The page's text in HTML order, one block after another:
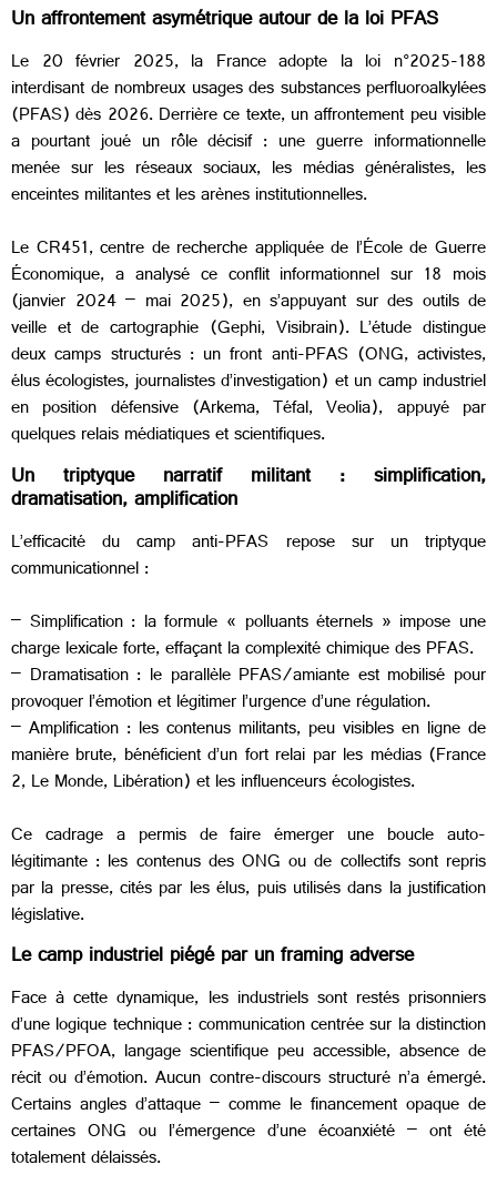
Un affrontement asymétrique autour de la loi PFAS
Le 20 février 2025, la France adopte la loi n°2025-188
interdisant de nombreux usages des substances perfluoroalkylées
(PFAS) dès 2026. Derrière ce texte, un affrontement peu visible
a pourtant joué un rôle décisif : une guerre informationnelle
menée sur les réseaux sociaux, les médias généralistes, les
enceintes militantes et les arènes institutionnelles.
Le CR451, centre de recherche appliquée de l’École de Guerre
Économique, a analysé ce conflit informationnel sur 18 mois
(janvier 2024 – mai 2025), en s’appuyant sur des outils de
veille et de cartographie (Gephi, Visibrain). L’étude distingue
deux camps structurés : un front anti-PFAS (ONG, activistes,
élus écologistes, journalistes d’investigation) et un camp industriel
en position défensive (Arkema, Téfal, Veolia), appuyé par
quelques relais médiatiques et scientifiques.
Un triptyque narratif militant : simplification,
dramatisation, amplification
L’efficacité du camp anti-PFAS repose sur un triptyque
communicationnel :
– Simplification : la formule « polluants éternels » impose une
charge lexicale forte, effaçant la complexité chimique des PFAS.
– Dramatisation : le parallèle PFAS/amiante est mobilisé pour
provoquer l’émotion et légitimer l’urgence d’une régulation.
– Amplification : les contenus militants, peu visibles en ligne de
manière brute, bénéficient d’un fort relai par les médias (France
2, Le Monde, Libération) et les influenceurs écologistes.
Ce cadrage a permis de faire émerger une boucle auto-
légitimante : les contenus des ONG ou de collectifs sont repris
par la presse, cités par les élus, puis utilisés dans la justification
législative.
Le camp industriel piégé par un framing adverse
Face à cette dynamique, les industriels sont restés prisonniers
d’une logique technique : communication centrée sur la distinction
PFAS/PFOA, langage scientifique peu accessible, absence de
récit ou d’émotion. Aucun contre-discours structuré n’a émergé.
Certains angles d’attaque – comme le financement opaque de
certaines ONG ou l’émergence d’une écoanxiété – ont été
totalement délaissés.